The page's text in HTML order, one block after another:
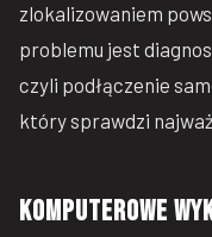
zlokalizowaniem
problemu jest
czyli podłączenie
który sprawdzi
Komputerowe